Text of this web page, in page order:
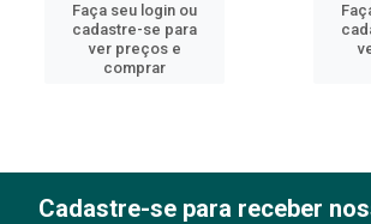
Faça seu login ou
cadastre-se para
ver preços e
comprar
Cadastre-se para receber